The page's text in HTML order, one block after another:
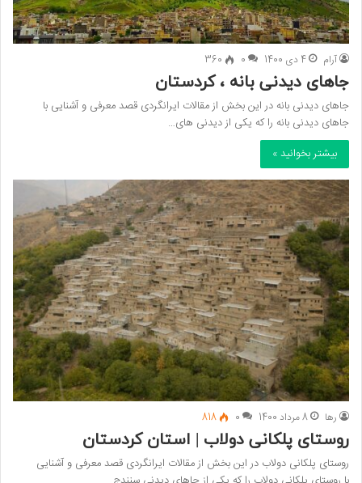
آرام 4 دی 1400 0
360
جاهای دیدنی بانه ، کردستان
جاهای دیدنی بانه در این بخش از مقالات ایرانگردی قصد معرفی و آشنایی با
جاهای دیدنی بانه را که یکی از دیدنی های…
بیشتر بخوانید »
رها 8 مرداد 1400 0
818
روستای پلکانی دولاب | استان کردستان
روستای پلکانی دولاب در این بخش از مقالات ایرانگردی قصد معرفی و آشنایی